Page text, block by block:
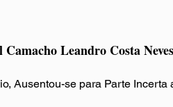
Leandro Costa
Ausentou-se para Parte